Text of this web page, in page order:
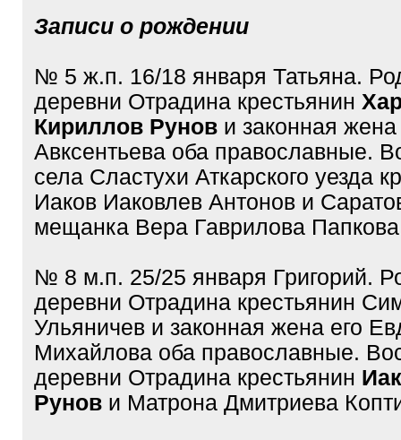
Записи о рождении
№ 5 ж.п. 16/18 января Татьяна.
деревни Отрадина крестьянин
Кириллов Рунов и законная
Авксентьева оба православные.
села Сластухи Аткарского уезда
Иаков Иаковлев Антонов и
мещанка Вера Гаврилова Папкова
№ 8 м.п. 25/25 января Григорий.
деревни Отрадина крестьянин
Ульяничев и законная жена его
Михайлова оба православные.
деревни Отрадина крестьянин
Рунов и Матрона Дмитриева